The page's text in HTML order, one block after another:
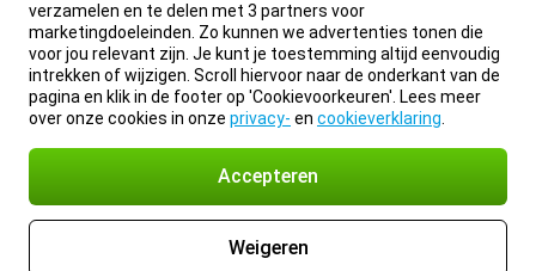
verzamelen en te delen met 3 partners voor
marketingdoeleinden. Zo kunnen we advertenties tonen die
voor jou relevant zijn. Je kunt je toestemming altijd eenvoudig
intrekken of wijzigen. Scroll hiervoor naar de onderkant van de
pagina en klik in de footer op 'Cookievoorkeuren'. Lees meer
over onze cookies in onze privacy- en cookieverklaring
Accepteren
Weigeren